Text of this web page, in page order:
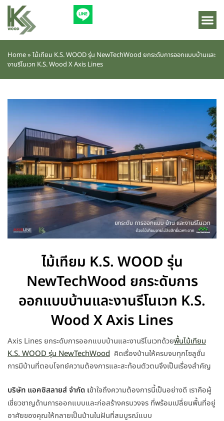
Home» ไม้เทียม K.S. WOOD รุ่น NewTechWood ยกระดับการออกแบบบ้านและ
งานรีโนเวท K.S. Wood X Axis Lines
ไม้เทียม K.S. WOOD รุ่น
NewTechWood ยกระดับการ
ออกแบบบ้านและงานรีโนเวท K.S.
Wood X Axis Lines
Axis Lines ยกระดับการออกแบบบ้านและงานรีโนเวทด้วยพื้นไม้เทียม
K.S. WOOD รุ่น NewTechWood คิดเรื่องบ้านให้ครบจบทุกโซลูชั่น
การมีบ้านที่ตอบโจทย์ความต้องการและสะท้อนตัวตนจึงเป็นเรื่องสำคัญ
บริษัท แอคซิสลายส์ จำกัด เข้าใจถึงความต้องการนี้เป็นอย่างดี เราคือผู้
เชี่ยวชาญด้านการออกแบบและก่อสร้างครบวงจร ที่พร้อมเปลี่ยนพื้นที่อยู่
อาศัยของคุณให้กลายเป็นบ้านในฝันที่สมบูรณ์แบบ